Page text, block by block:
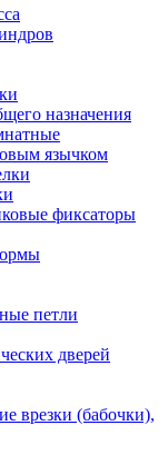
назначения
язычком
фиксаторы
петли
дверей
врезки (бабочки),